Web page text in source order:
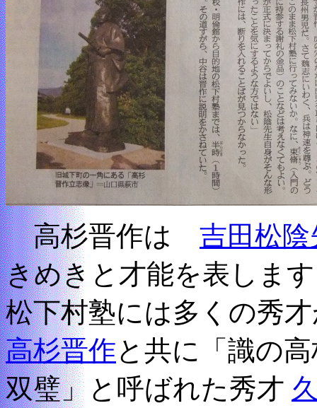
高杉晋作は 吉田松陰
きめきと才能を表しま
松下村塾には多くの秀
高杉晋作と共に「識の
双璧」と呼ばれた秀才